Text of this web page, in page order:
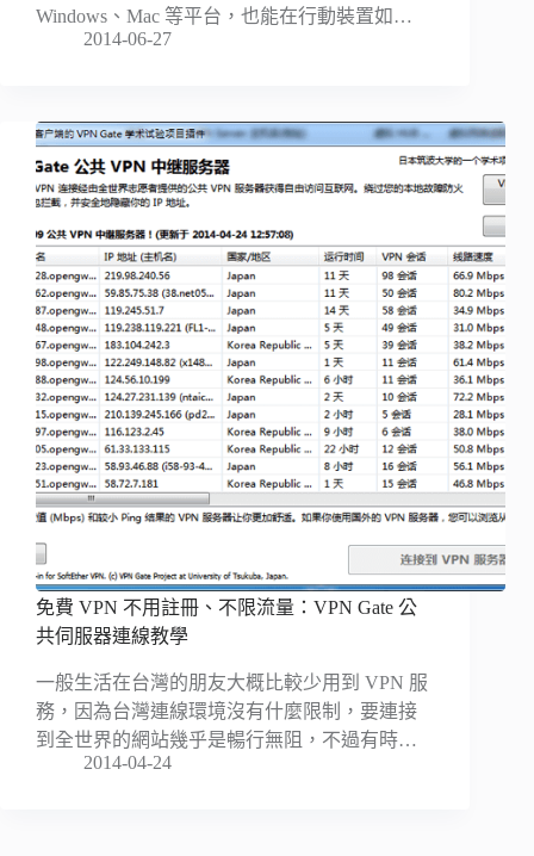
Windows、Mac 等平台，也能在行動裝置如…
2014-06-27
免費 VPN 不用註冊、不限流量：VPN Gate 公
共伺服器連線教學
一般生活在台灣的朋友大概比較少用到 VPN 服
務，因為台灣連線環境沒有什麼限制，要連接
到全世界的網站幾乎是暢行無阻，不過有時…
2014-04-24